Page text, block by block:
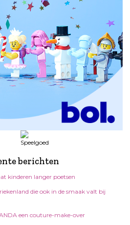
berichten
kinderen langer poetsen
die ook in de smaak valt bij
een couture-make-over